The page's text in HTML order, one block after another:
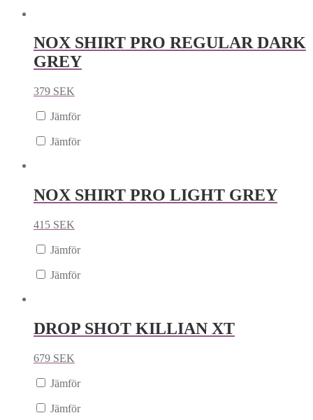
NOX SHIRT PRO REGULAR DARK
GREY
379 SEK
Jämför
Jämför
NOX SHIRT PRO LIGHT GREY
415 SEK
Jämför
Jämför
DROP SHOT KILLIAN XT
679 SEK
Jämför
Jämför